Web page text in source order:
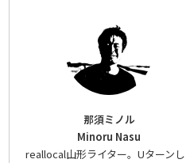
那須ミノル
Minoru Nasu
reallocal山形ライター。Uターンし